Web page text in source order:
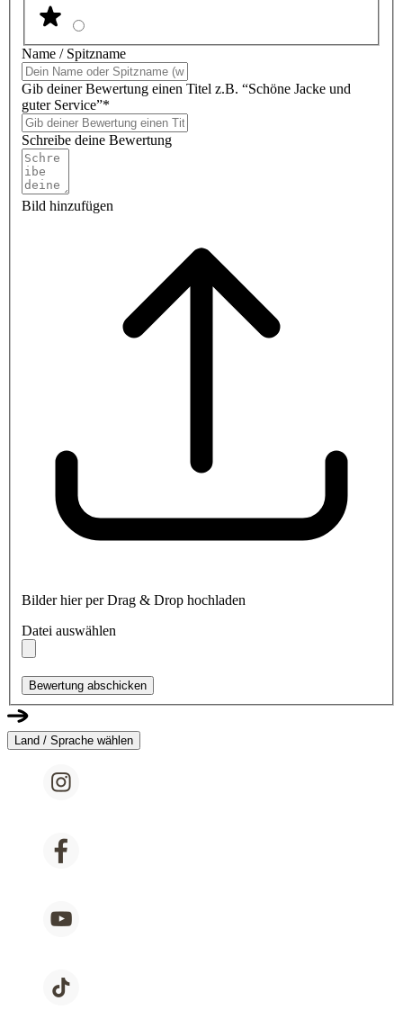
Name / Spitzname
Gib deiner Bewertung einen Titel z.B. “Schöne Jacke und
guter Service”*
Schreibe deine Bewertung
Bild hinzufügen
Bilder hier per Drag & Drop hochladen
Datei auswählen
Bewertung abschicken
Land / Sprache wählen